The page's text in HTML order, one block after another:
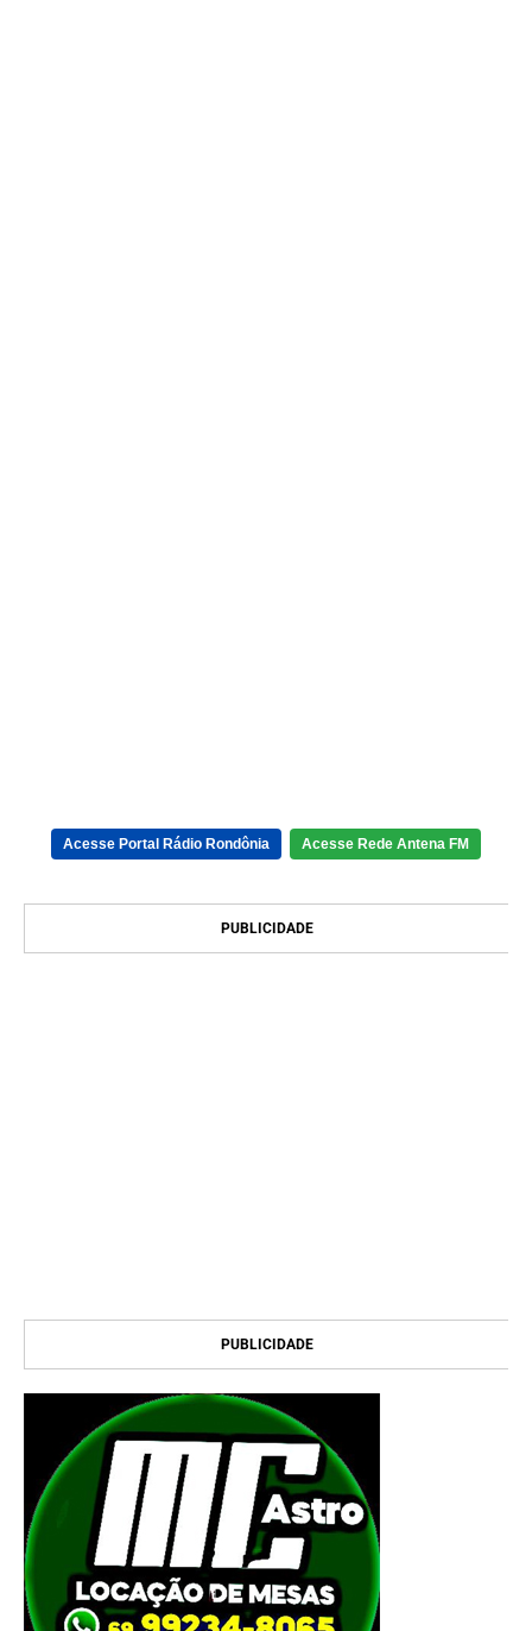
Acesse Portal Rádio Rondônia Acesse Rede Antena FM
PUBLICIDADE
PUBLICIDADE